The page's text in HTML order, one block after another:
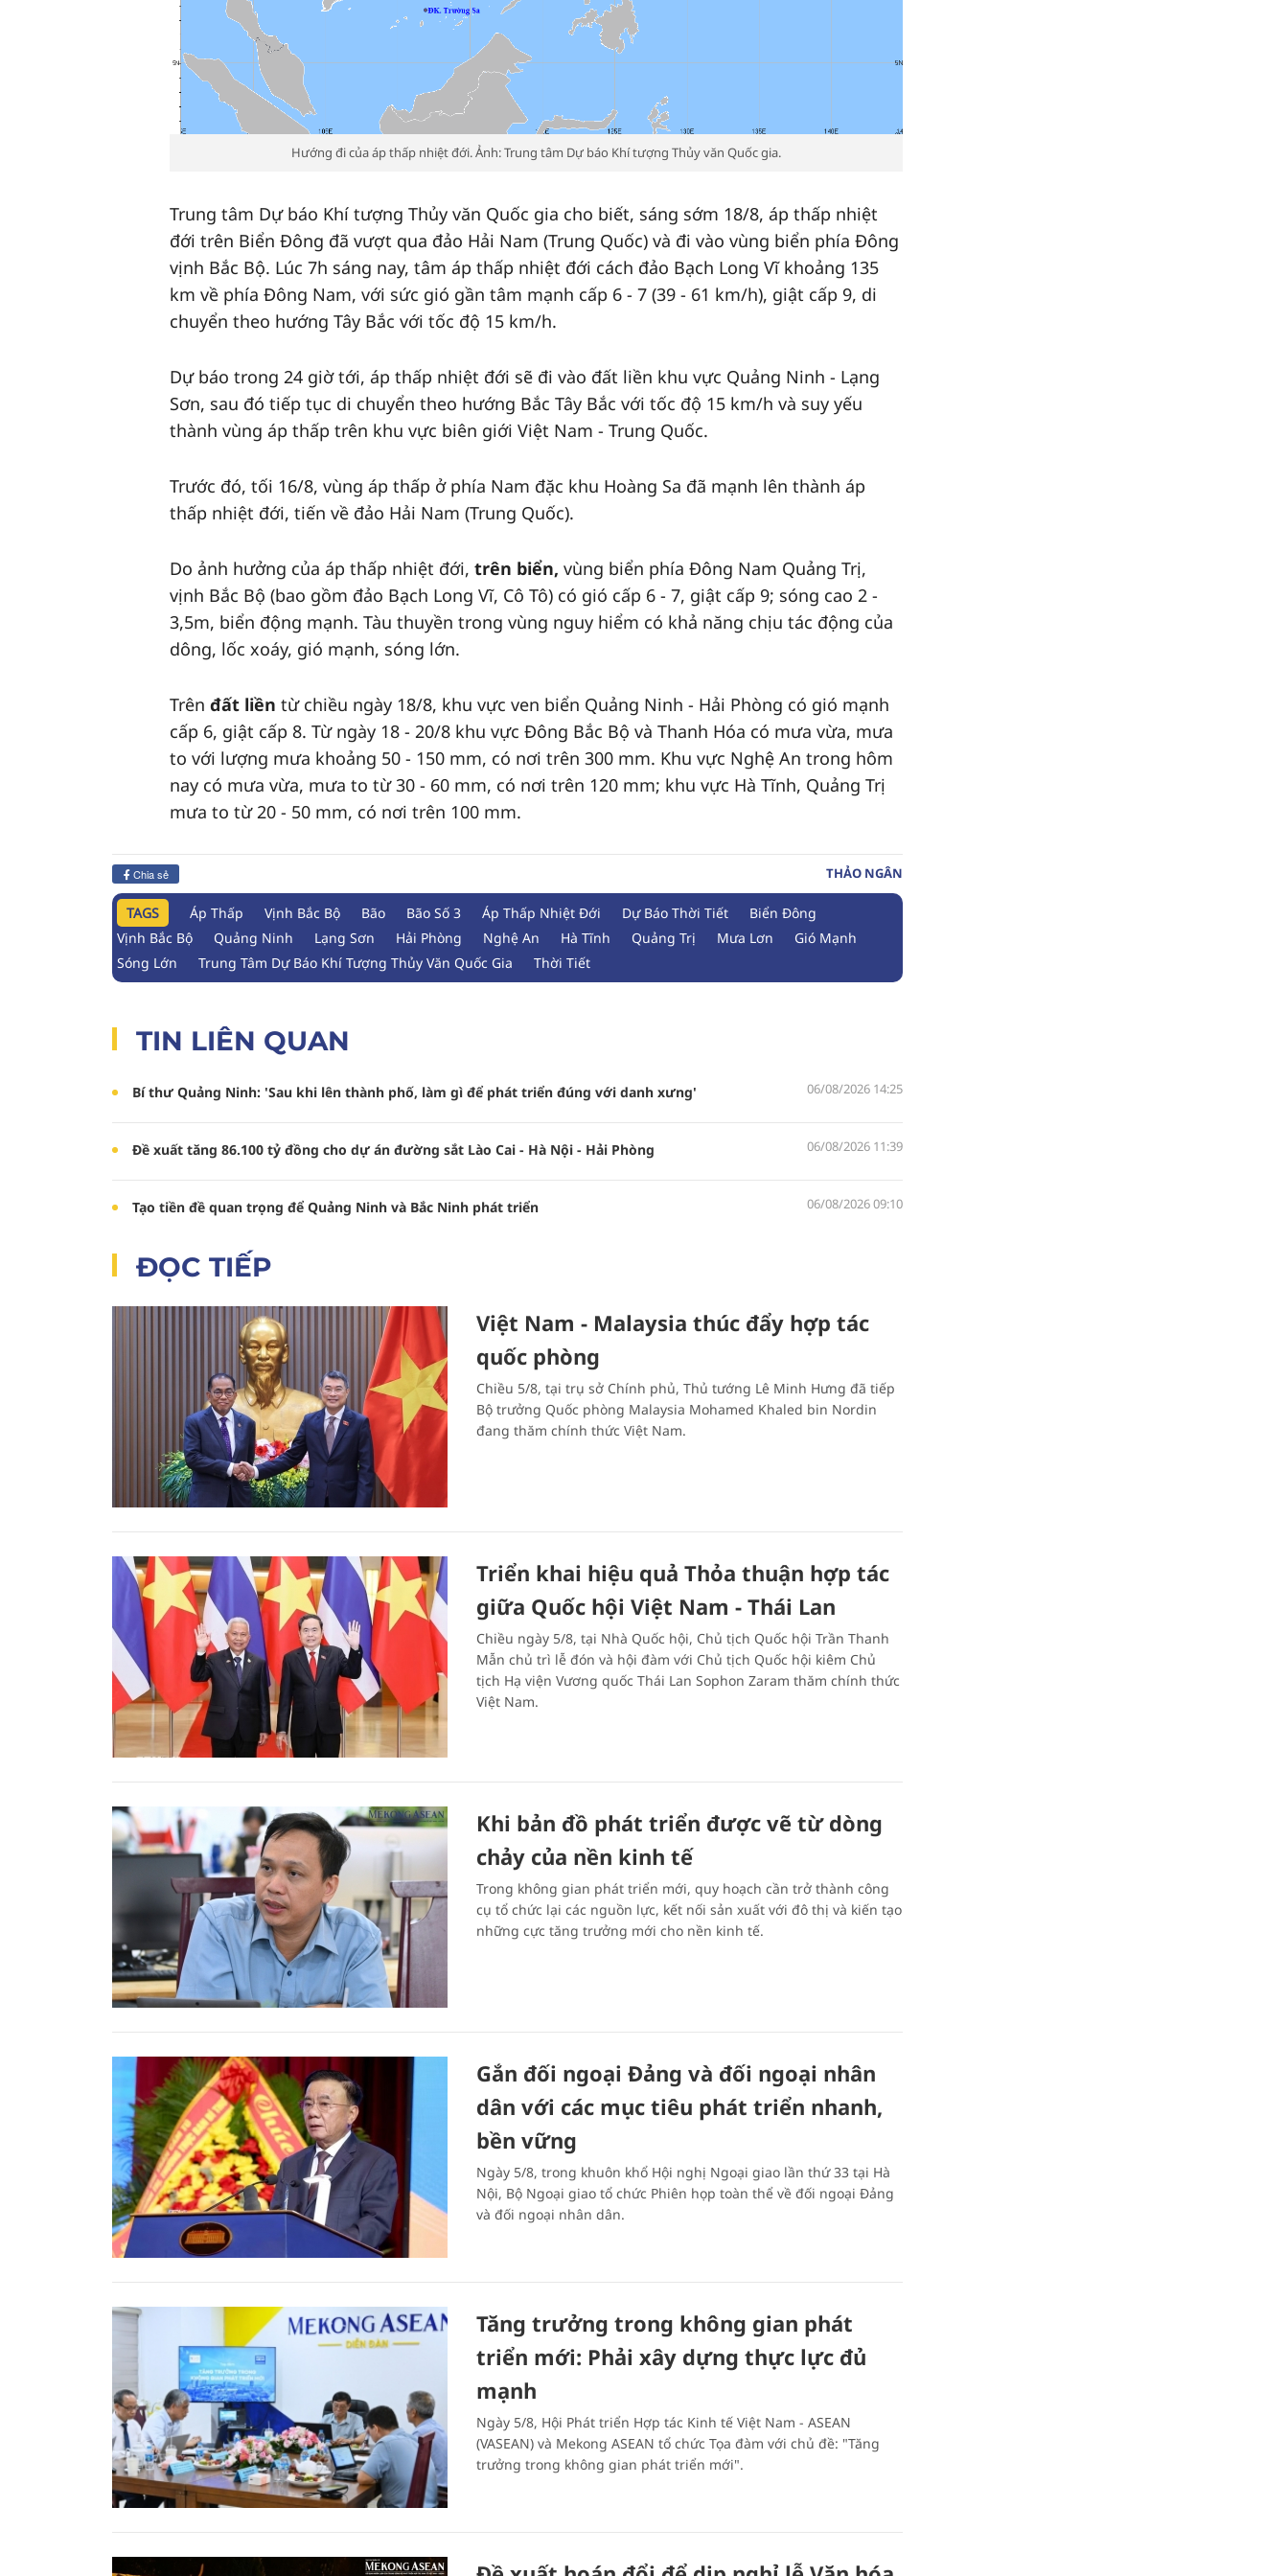
Hướng đi của áp thấp nhiệt đới. Ảnh: Trung tâm Dự báo Khí tượng Thủy văn Quốc gia.
Trung tâm Dự báo Khí tượng Thủy văn Quốc gia cho biết, sáng sớm 18/8, áp thấp nhiệt
đới trên Biển Đông đã vượt qua đảo Hải Nam (Trung Quốc) và đi vào vùng biển phía Đông
vịnh Bắc Bộ. Lúc 7h sáng nay, tâm áp thấp nhiệt đới cách đảo Bạch Long Vĩ khoảng 135
km về phía Đông Nam, với sức gió gần tâm mạnh cấp 6 - 7 (39 - 61 km/h), giật cấp 9, di
chuyển theo hướng Tây Bắc với tốc độ 15 km/h.
Dự báo trong 24 giờ tới, áp thấp nhiệt đới sẽ đi vào đất liền khu vực Quảng Ninh - Lạng
Sơn, sau đó tiếp tục di chuyển theo hướng Bắc Tây Bắc với tốc độ 15 km/h và suy yếu
thành vùng áp thấp trên khu vực biên giới Việt Nam - Trung Quốc.
Trước đó, tối 16/8, vùng áp thấp ở phía Nam đặc khu Hoàng Sa đã mạnh lên thành áp
thấp nhiệt đới, tiến về đảo Hải Nam (Trung Quốc).
Do ảnh hưởng của áp thấp nhiệt đới, trên biển, vùng biển phía Đông Nam Quảng Trị,
vịnh Bắc Bộ (bao gồm đảo Bạch Long Vĩ, Cô Tô) có gió cấp 6 - 7, giật cấp 9; sóng cao 2 -
3,5m, biển động mạnh. Tàu thuyền trong vùng nguy hiểm có khả năng chịu tác động của
dông, lốc xoáy, gió mạnh, sóng lớn.
Trên đất liền từ chiều ngày 18/8, khu vực ven biển Quảng Ninh - Hải Phòng có gió mạnh
cấp 6, giật cấp 8. Từ ngày 18 - 20/8 khu vực Đông Bắc Bộ và Thanh Hóa có mưa vừa, mưa
to với lượng mưa khoảng 50 - 150 mm, có nơi trên 300 mm. Khu vực Nghệ An trong hôm
nay có mưa vừa, mưa to từ 30 - 60 mm, có nơi trên 120 mm; khu vực Hà Tĩnh, Quảng Trị
mưa to từ 20 - 50 mm, có nơi trên 100 mm.
Chia sẻ THẢO NGÂN
TAGS Áp Thấp Vịnh Bắc Bộ Bão Bão Số 3 Áp Thấp Nhiệt Đới Dự Báo Thời Tiết
Biển Đông
Vịnh Bắc Bộ
Quảng Ninh Lạng Sơn Hải Phòng Nghệ An Hà Tĩnh Quảng Trị Mưa Lơn
Gió Mạnh
Sóng Lớn
Trung Tâm Dự Báo Khí Tượng Thủy Văn Quốc Gia Thời Tiết
TIN LIÊN QUAN
Bí thư Quảng Ninh: 'Sau khi lên thành phố, làm gì để phát triển đúng với danh xưng' 06/08/2026 14:25
Đề xuất tăng 86.100 tỷ đồng cho dự án đường sắt Lào Cai - Hà Nội - Hải Phòng 06/08/2026 11:39
Tạo tiền đề quan trọng để Quảng Ninh và Bắc Ninh phát triển 06/08/2026 09:10
ĐỌC TIẾP
Việt Nam - Malaysia thúc đẩy hợp tác
quốc phòng
Chiều 5/8, tại trụ sở Chính phủ, Thủ tướng Lê Minh Hưng đã tiếp
Bộ trưởng Quốc phòng Malaysia Mohamed Khaled bin Nordin
đang thăm chính thức Việt Nam.
Triển khai hiệu quả Thỏa thuận hợp tác
giữa Quốc hội Việt Nam - Thái Lan
Chiều ngày 5/8, tại Nhà Quốc hội, Chủ tịch Quốc hội Trần Thanh
Mẫn chủ trì lễ đón và hội đàm với Chủ tịch Quốc hội kiêm Chủ
tịch Hạ viện Vương quốc Thái Lan Sophon Zaram thăm chính thức
Việt Nam.
Khi bản đồ phát triển được vẽ từ dòng
chảy của nền kinh tế
Trong không gian phát triển mới, quy hoạch cần trở thành công
cụ tổ chức lại các nguồn lực, kết nối sản xuất với đô thị và kiến tạo
những cực tăng trưởng mới cho nền kinh tế.
Gắn đối ngoại Đảng và đối ngoại nhân
dân với các mục tiêu phát triển nhanh,
bền vững
Ngày 5/8, trong khuôn khổ Hội nghị Ngoại giao lần thứ 33 tại Hà
Nội, Bộ Ngoại giao tổ chức Phiên họp toàn thể về đối ngoại Đảng
và đối ngoại nhân dân.
Tăng trưởng trong không gian phát
triển mới: Phải xây dựng thực lực đủ
mạnh
Ngày 5/8, Hội Phát triển Hợp tác Kinh tế Việt Nam - ASEAN
(VASEAN) và Mekong ASEAN tổ chức Tọa đàm với chủ đề: "Tăng
trưởng trong không gian phát triển mới".